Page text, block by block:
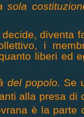
sola
diventa
i
liberi ed
del popolo. Se
alla presa di
è la parte